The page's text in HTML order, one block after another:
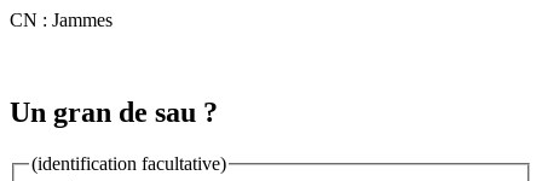
CN : Jammes
Un gran de sau ?
(identification facultative)